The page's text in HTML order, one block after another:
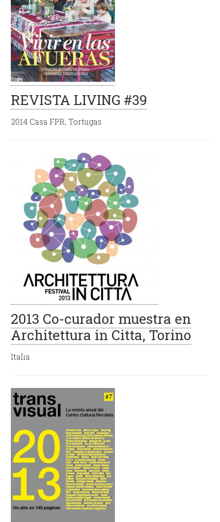
REVISTA LIVING #39
2014 Casa FPR, Tortugas
2013 Co-curador muestra en
Architettura in Citta, Torino
Italia